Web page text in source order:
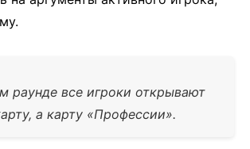
раунде все игроки открывают
а карту «Профессии».